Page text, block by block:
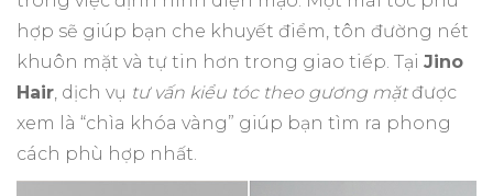
hợp sẽ giúp bạn che khuyết điểm, tôn đường nét
khuôn mặt và tự tin hơn trong giao tiếp. Tại Jino
Hair, dịch vụ tư vấn kiểu tóc theo gương mặtđược
xem là “chìa khóa vàng” giúp bạn tìm ra phong
cách phù hợp nhất.